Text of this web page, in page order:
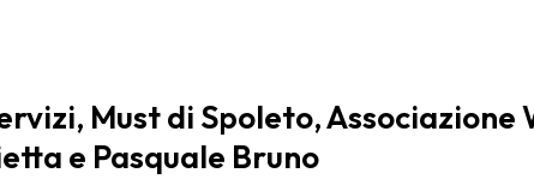
Must di Spoleto, Associazione
e Pasquale Bruno